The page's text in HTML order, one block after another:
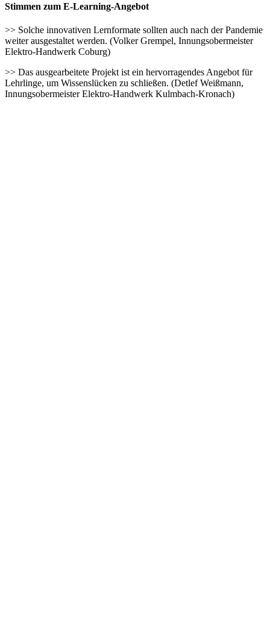
Stimmen zum E-Learning-Angebot
>> Solche innovativen Lernformate sollten auch nach der Pandemie
weiter ausgestaltet werden. (Volker Grempel, Innungsobermeister
Elektro-Handwerk Coburg)
>> Das ausgearbeitete Projekt ist ein hervorragendes Angebot für
Lehrlinge, um Wissenslücken zu schließen. (Detlef Weißmann,
Innungsobermeister Elektro-Handwerk Kulmbach-Kronach)